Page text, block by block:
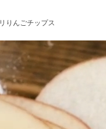
りんごチップス